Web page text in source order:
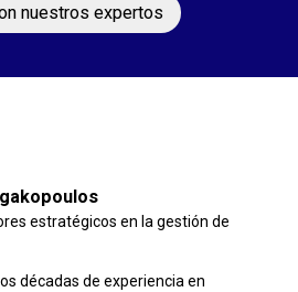
nuestros expertos
estratégicos en la gestión de
décadas de experiencia en